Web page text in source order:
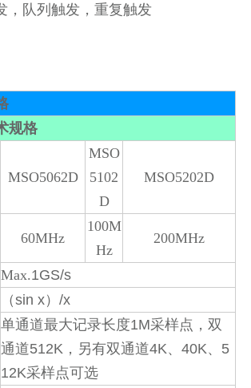
，队列触发，重复触发
规格
MSO5062D
MSO
5102
D
MSO5202D
60MHz
100M
Hz
200MHz
Max.1GS/s
（sin x）/x
单通道最大记录长度1M采样点，双
通道512K ，另有双通道4K、40K、 5
12K采样点可选